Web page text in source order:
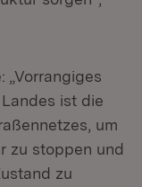
ist die
um
zu stoppen und
zu